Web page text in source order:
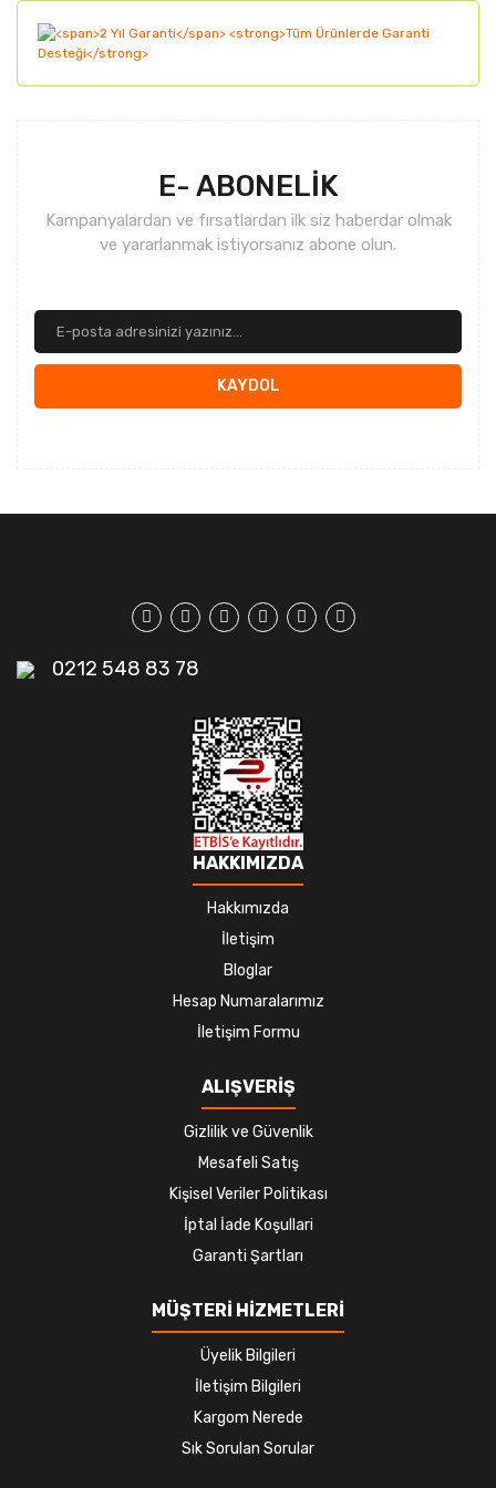
E- ABONELİK
Kampanyalardan ve fırsatlardan ilk siz haberdar olmak
ve yararlanmak istiyorsanız abone olun.
KAYDOL
0212 548 83 78
HAKKIMIZDA
Hakkımızda
İletişim
Bloglar
Hesap Numaralarımız
İletişim Formu
ALIŞVERİŞ
Gizlilik ve Güvenlik
Mesafeli Satış
Kişisel Veriler Politikası
İptal İade Koşullari
Garanti Şartları
MÜŞTERİ HİZMETLERİ
Üyelik Bilgileri
İletişim Bilgileri
Kargom Nerede
Sık Sorulan Sorular